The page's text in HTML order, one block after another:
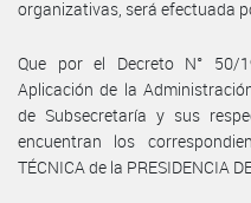
organizativas, será efectuada
Que por el Decreto N° 50/
Aplicación de la
de Subsecretaría y sus
encuentran los
TÉCNICA de la PRESIDENCIA